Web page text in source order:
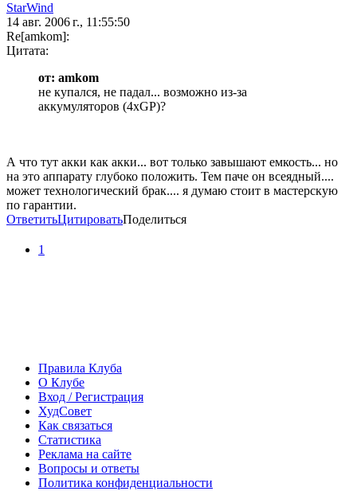
StarWind
14 авг. 2006 г., 11:55:50
Re[amkom]:
Цитата:
от: amkom
не купался, не падал... возможно из-за
аккумуляторов (4xGP)?
А что тут акки как акки... вот только завышают емкость... но
на это аппарату глубоко положить. Тем паче он всеядный....
может технологический брак.... я думаю стоит в мастерскую
по гарантии.
ОтветитьЦитироватьПоделиться
1
Правила Клуба
О Клубе
Вход / Регистрация
ХудСовет
Как связаться
Статистика
Реклама на сайте
Вопросы и ответы
Политика конфиденциальности